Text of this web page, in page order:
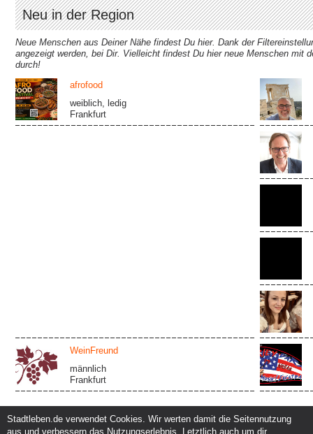
Neu in der Region
Neue Menschen aus Deiner Nähe findest Du hier. Dank der
angezeigt werden, bei Dir. Vielleicht findest Du hier neue Menschen mit
durch!
afrofood
weiblich, ledig
Frankfurt
WeinFreund
männlich
Frankfurt
Stadtleben.de verwendet Cookies. Wir werten damit die Seitennutzung
aus und verbessern das Nutzungserlebnis. Letztlich auch um dir